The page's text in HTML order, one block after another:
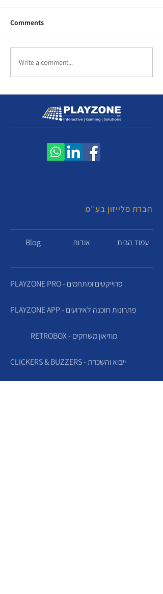
Comments
Write a comment...
חברת פלייזון בע׳׳מ
Blog אודות עמוד הבית
PLAYZONE PRO - פרוייקטים ומתחמים
PLAYZONE APP - פתרונות תוכנה לאירועים
RETROBOX - מוזיאון משחקים
CLICKERS & BUZZERS - ייבוא והשכרת